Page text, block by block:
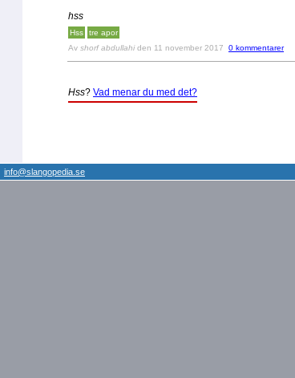
hss
Hss
tre apor
Av shorf abdullahi den 11 november 2017 0 kommentarer
Hss? Vad menar du med det?
info@slangopedia.se